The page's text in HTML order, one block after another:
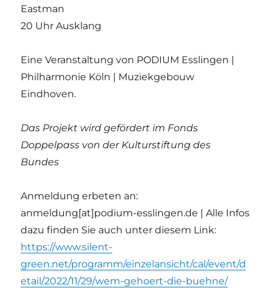
Eastman
20 Uhr Ausklang
Eine Veranstaltung von PODIUM Esslingen |
Philharmonie Köln | Muziekgebouw
Eindhoven.
Das Projekt wird gefördert im Fonds
Doppelpass von der Kulturstiftung des
Bundes
Anmeldung erbeten an:
anmeldung[at]podium-esslingen.de | Alle Infos
dazu finden Sie auch unter diesem Link:
https://www.silent-
green.net/programm/einzelansicht/cal/event/d
etail/2022/11/29/wem-gehoert-die-buehne/